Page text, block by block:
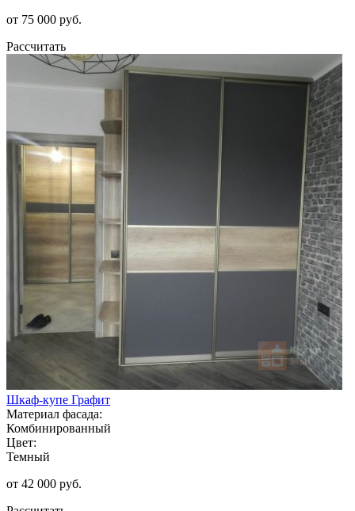
от 75 000 руб.
Рассчитать
Шкаф-купе Графит
Материал фасада:
Комбинированный
Цвет:
Темный
от 42 000 руб.